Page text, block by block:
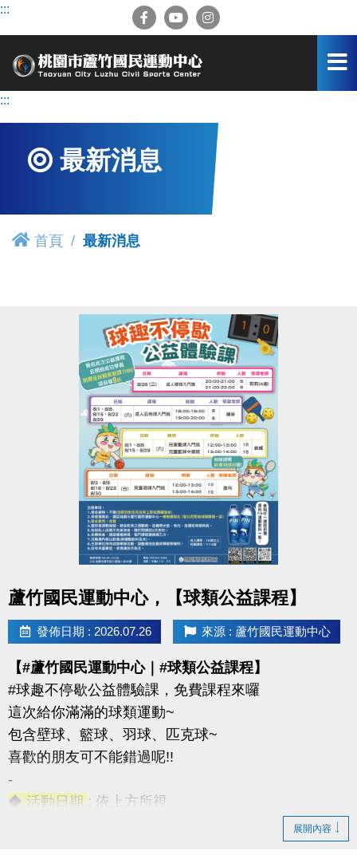
跳
容
:::
:::
最新消息
首頁 最新消息
蘆竹國民運動中心，【球類公益課程】
發佈日期 : 2026.07.26 來源 : 蘆竹國民運動中心
【#蘆竹國民運動中心｜#球類公益課程】
#球趣不停歇公益體驗課，免費課程來囉
這次給你滿滿的球類運動~
包含壁球、籃球、羽球、匹克球~
喜歡的朋友可不能錯過呢!!
-
◆ 活動日期: 依上方所視
展開內容